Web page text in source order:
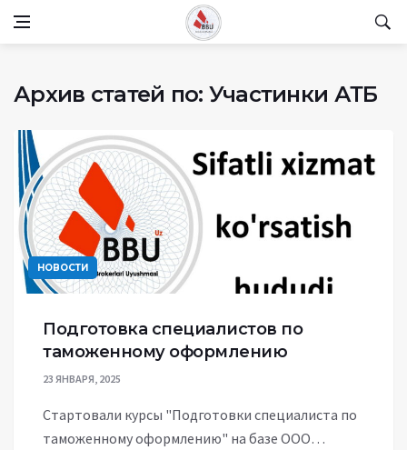
Архив статей по: Участинки АТБ
НОВОСТИ
Подготовка специалистов по
таможенному оформлению
23 ЯНВАРЯ, 2025
Стартовали курсы "Подготовки специалиста по
таможенному оформлению" на базе ООО…